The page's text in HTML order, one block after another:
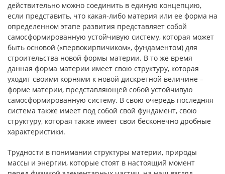
действительно можно соединить в единую концепцию,
если представить, что какая-либо материя или ее форма на
определенном этапе развития представляет собой
самосформированную устойчивую систему, которая может
быть основой («первокирпичиком», фундаментом) для
строительства новой формы материи. В то же время
данная форма материи имеет свою структуру, которая
уходит своими корнями к новой дискретной величине –
форме материи, представляющей собой устойчивую
самосформированную систему. В свою очередь последняя
система также имеет под собой свой фундамент, свою
структуру, которая также имеет свои бесконечно дробные
характеристики.
Трудности в понимании структуры материи, природы
массы и энергии, которые стоят в настоящий момент